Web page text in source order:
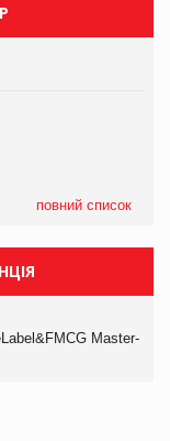
повний список
Master-